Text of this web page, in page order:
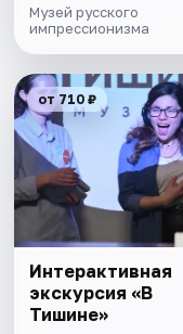
Музей русского
импрессионизма
от 710 ₽
Интерактивная
экскурсия «В
Тишине»